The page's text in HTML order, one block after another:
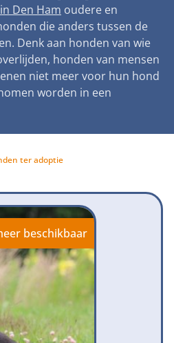
bijtincidenten
cursus
bijtincidenten
grasaren
Gemeentelijk Dierenbeleid
onze petitie
als bedrijf
een seniorhond
een seniorhond
als vrijwilliger
voor Honden Loop
een donatiebox aan
wij doen
Onze organisatie
Hond
successen voor honden
Contactgegevens
Pers
Nieuws
Nieuwsbrief
Incassodata
Zoeken
Den Ham oudere en
die anders tussen de
Denk aan honden van wie
honden van mensen
niet meer voor hun hond
worden in een
ter adoptie
beschikbaar